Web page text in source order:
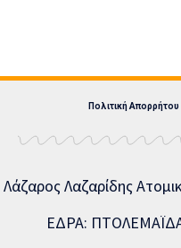
Πολιτική Απορρήτου
Λάζαρος Λαζαρίδης
ΕΔΡΑ: